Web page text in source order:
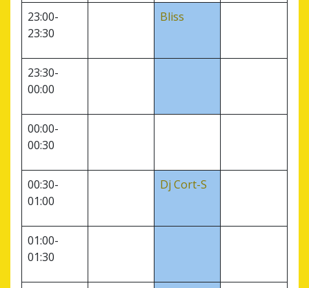
23:00-
23:30
Bliss
23:30-
00:00
00:00-
00:30
00:30-
01:00
Dj Cort-S
01:00-
01:30